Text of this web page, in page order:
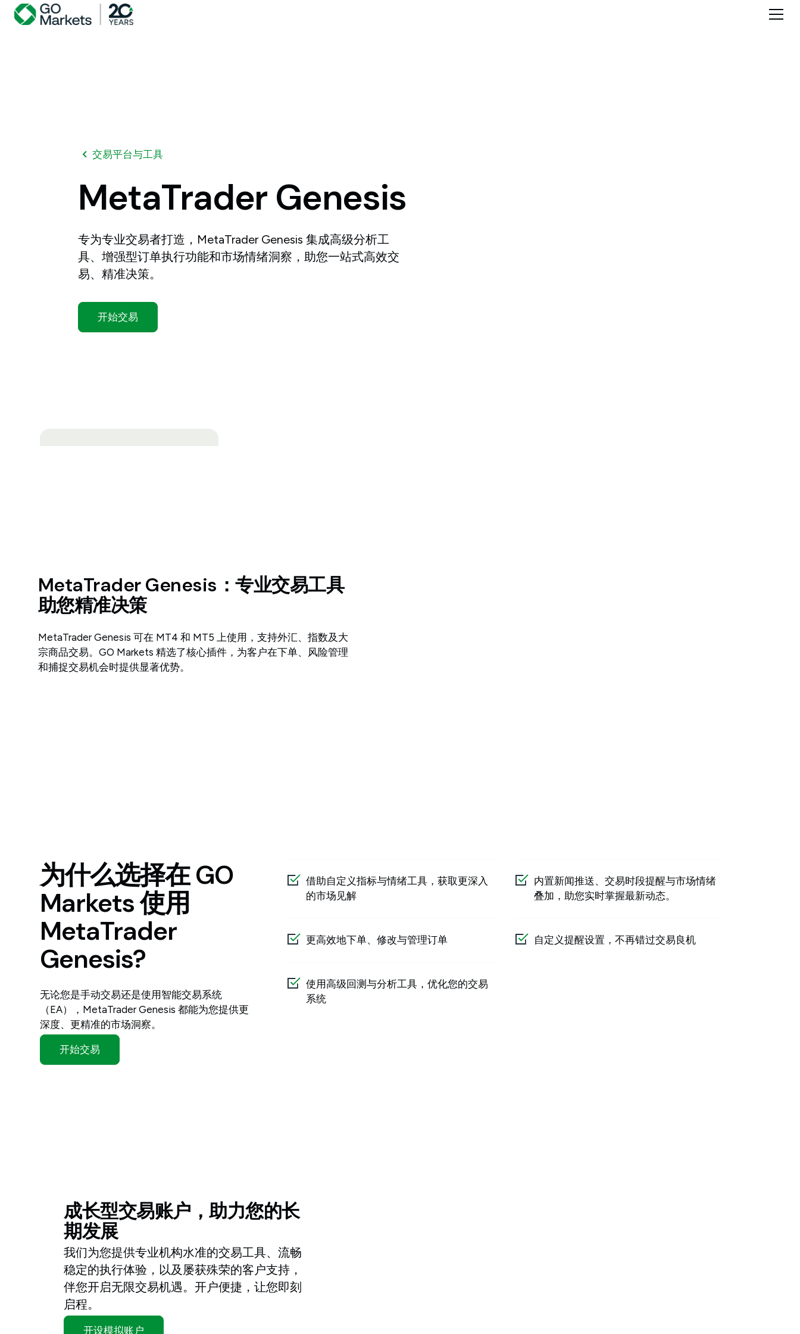
交易平台与工具
MetaTrader Genesis
专为专业交易者打造，MetaTrader Genesis 集成高级分析工
具、增强型订单执行功能和市场情绪洞察，助您一站式高效交
易、精准决策。
开始交易
MetaTrader Genesis：专业交易工具
助您精准决策
MetaTrader Genesis 可在 MT4 和 MT5 上使用，支持外汇、指数及大
宗商品交易。GO Markets 精选了核心插件，为客户在下单、风险管理
和捕捉交易机会时提供显著优势。
为什么选择在 GO
Markets 使用
MetaTrader
Genesis?
无论您是手动交易还是使用智能交易系统
（EA），MetaTrader Genesis 都能为您提供更
深度、更精准的市场洞察。
开始交易
借助自定义指标与情绪工具，获取更深入
的市场见解
内置新闻推送、交易时段提醒与市场情绪
叠加，助您实时掌握最新动态。
更高效地下单、修改与管理订单 自定义提醒设置，不再错过交易良机
使用高级回测与分析工具，优化您的交易
系统
成长型交易账户，助力您的长
期发展
我们为您提供专业机构水准的交易工具、流畅
稳定的执行体验，以及屡获殊荣的客户支持，
伴您开启无限交易机遇。开户便捷，让您即刻
启程。
开设模拟账户